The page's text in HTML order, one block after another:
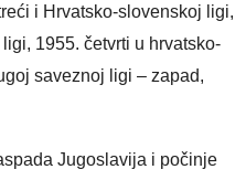
i Hrvatsko-slovenskoj ligi,
1955. četvrti u hrvatsko-
saveznoj ligi – zapad,
Jugoslavija i počinje